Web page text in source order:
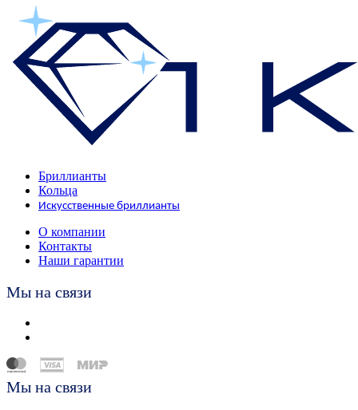
Бриллианты
Кольца
Искусственные бриллианты
О компании
Контакты
Наши гарантии
Мы на связи
Мы на связи